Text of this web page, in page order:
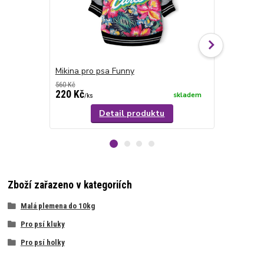
Mikina pro psa Funny
560 Kč
220 Kč/ks skladem
Detail produktu
Zboží zařazeno v kategoriích
Malá plemena do 10kg
Pro psí kluky
Pro psí holky